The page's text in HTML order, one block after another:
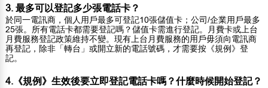
3. 最多可以登記多少張電話卡？
於同一電訊商，個人用戶最多可登記10張儲值卡；公司/企業用戶最多
25張。所有電話卡都需要登記嗎？儲值卡需進行登記。月費卡或上台
月費服務登記政策維持不變。現有上台月費服務的用戶毋須向電訊商
再登記，除非「轉台」或開立新的電話號碼，才需要按《規例》登
記。
4.《規例》生效後要立即登記電話卡嗎？什麼時候開始登記？